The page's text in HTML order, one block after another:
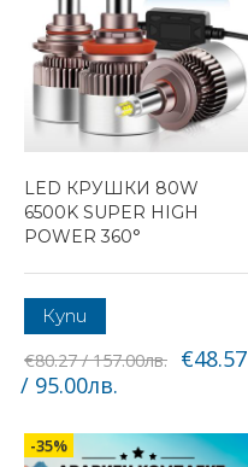
LED КРУШКИ 80W
6500K SUPER HIGH
POWER 360°
Купи
€80.27 / 157.00лв.
€48.57
/ 95.00лв.
-35%